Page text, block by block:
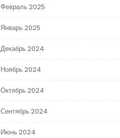
Февраль 2025
Январь 2025
Декабрь 2024
Ноябрь 2024
Октябрь 2024
Сентябрь 2024
Июнь 2024